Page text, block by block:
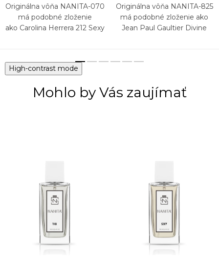
Originálna vôňa NANITA-070
má podobné zloženie
ako Carolina Herrera 212 Sexy
Originálna vôňa NANITA-825
má podobné zloženie ako
Jean Paul Gaultier Divine
High-contrast mode
Mohlo by Vás zaujímať